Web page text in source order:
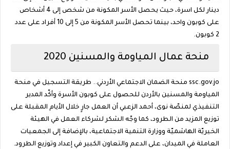
دينار لكل اسرة، حيث يحصل الأسر المكونة من شخص إلى 4 أشخاص
على كوبون واحد، بينما تحصل الأسر المكونة من 5 إلى 10 أفراد على عدد
2 كوبون.
منحة عمال المياومة والمسنين 2020
ssc.gov.jo منحة الضمان الاجتماعي الأردني.. طريقة التسجيل في منحة
المياومة والمسنين بالأردن للحصول على كوبون الأسرة وأكّد المدير
التنفيذي لمنصّة نوى، أحمد الزعبي أن العمل جارٍ خلال الأيام المقبلة على
توزيع المزيد من الطرود، كما وجّه الشكر لشركاء العمل في الهيئة
الخيريّة الهاشميّة ووزارة التنمية الاجتماعية، بالإضافة إلى الجمعيات
العاملة في الميدان، على الدعم والتعاون الكبير في إعداد وتوزيع الطرود.